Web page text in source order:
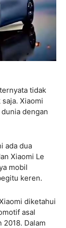
tidak
Xiaomi
dengan
ada dua
Xiaomi Le
mobil
keren.
diketahui
asal
Dalam